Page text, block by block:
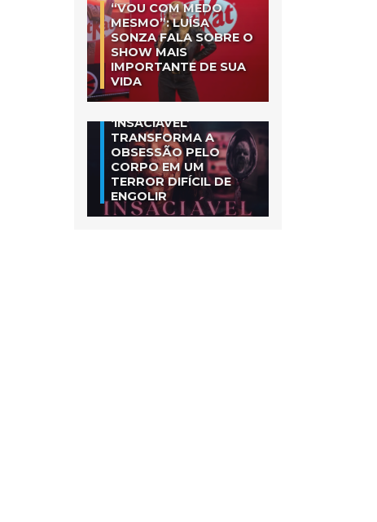
“VOU COM MEDO
MESMO”: LUÍSA
SONZA FALA SOBRE O
SHOW MAIS
IMPORTANTE DE SUA
VIDA
‘INSACIÁVEL’
TRANSFORMA A
OBSESSÃO PELO
CORPO EM UM
TERROR DIFÍCIL DE
ENGOLIR